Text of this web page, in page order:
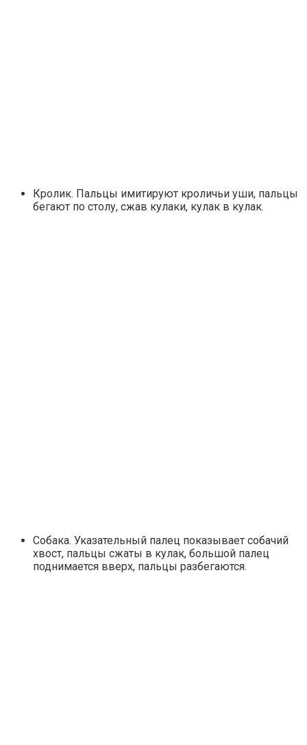
Кролик. Пальцы имитируют кроличьи уши, пальцы
бегают по столу, сжав кулаки, кулак в кулак.
Собака. Указательный палец показывает собачий
хвост, пальцы сжаты в кулак, большой палец
поднимается вверх, пальцы разбегаются.